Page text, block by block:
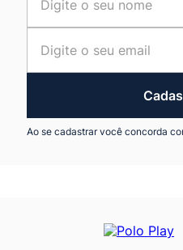
Ao se cadastrar você concorda